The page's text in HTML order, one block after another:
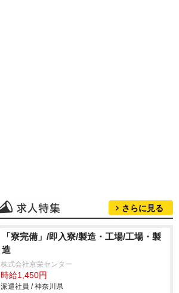
さらに見る
「寮完備」/即入寮/製造・工場/工場・製
造
株式会社京栄センター
時給1,450円
派遣社員 / 神奈川県